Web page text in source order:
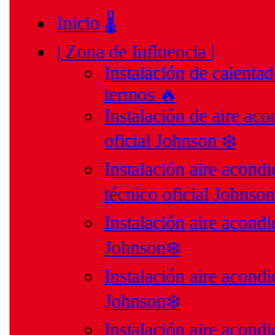
Inicio 🌡️
| Zona de Influencia |
Instalación de
termos 🔥
Instalación de aire
oficial Johnson ❄️
Instalación aire
técnico oficial
Instalación aire
Johnson❄️
Instalación aire
Johnson❄️
Instalación aire